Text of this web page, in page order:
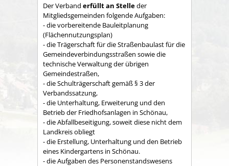
Der Verband erfüllt an Stelleder
Mitgliedsgemeinden folgende Aufgaben:
- die vorbereitende Bauleitplanung
(Flächennutzungsplan)
- die Trägerschaft für die Straßenbaulast für die
Gemeindeverbindungsstraßen sowie die
technische Verwaltung der übrigen
Gemeindestraßen,
- die Schulträgerschaft gemäß § 3 der
Verbandssatzung,
- die Unterhaltung, Erweiterung und den
Betrieb der Friedhofsanlagen in Schönau,
- die Abfallbeseitigung, soweit diese nicht dem
Land­kreis obliegt
- die Erstellung, Unterhaltung und den Betrieb
eines Kindergartens in Schönau.
- die Aufgaben des Personenstandswesens